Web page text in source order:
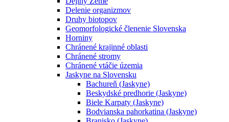
Delenie organizmov
Druhy biotopov
Geomorfologické členenie Slovenska
Horniny
Chránené krajinné oblasti
Chránené stromy
Chránené vtáčie územia
Jaskyne na Slovensku
Bachureň (Jaskyne)
Beskydské predhorie (Jaskyne)
Biele Karpaty (Jaskyne)
Bodvianska pahorkatina (Jaskyne)